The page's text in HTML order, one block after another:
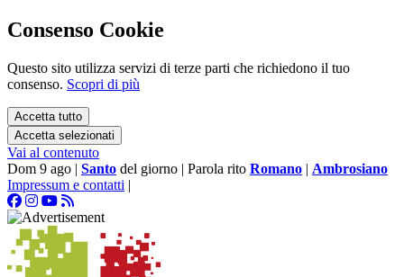
Consenso Cookie
Questo sito utilizza servizi di terze parti che richiedono il tuo
consenso. Scopri di più
Accetta tutto
Accetta selezionati
Vai al contenuto
Dom 9 ago | Santo del giorno | Parola rito Romano | Ambrosiano
Impressum e contatti |